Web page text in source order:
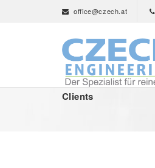
office@czech.at
Clients